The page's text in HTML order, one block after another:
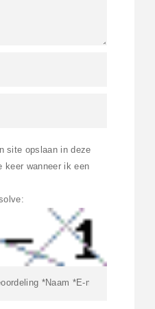
site opslaan in deze
keer wanneer ik een